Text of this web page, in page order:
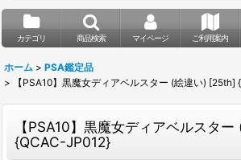
カテゴリ 商品検索 マイページ ご利用案内
ホーム > PSA鑑定品
>
【PSA10】黒魔女ディアベルスター (絵違い) [25th]
【PSA10】黒魔女ディアベルスタ
{QCAC-JP012}